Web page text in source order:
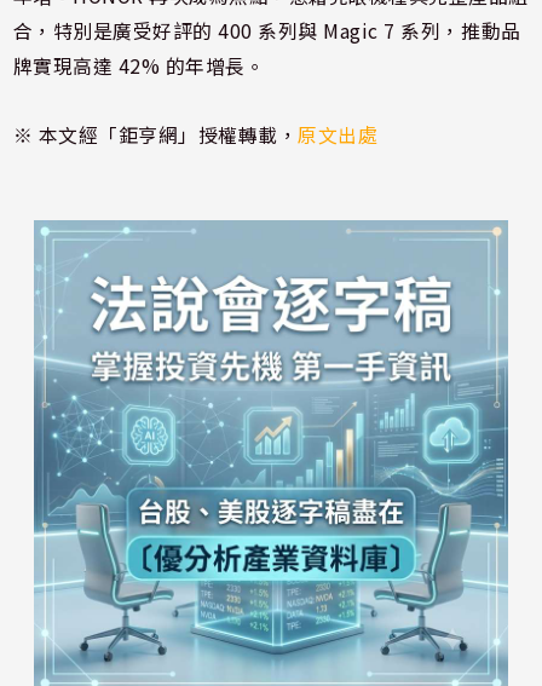
合，特別是廣受好評的 400 系列與 Magic 7 系列，推動品
牌實現高達 42% 的年增長。
※ 本文經「鉅亨網」授權轉載，原文出處